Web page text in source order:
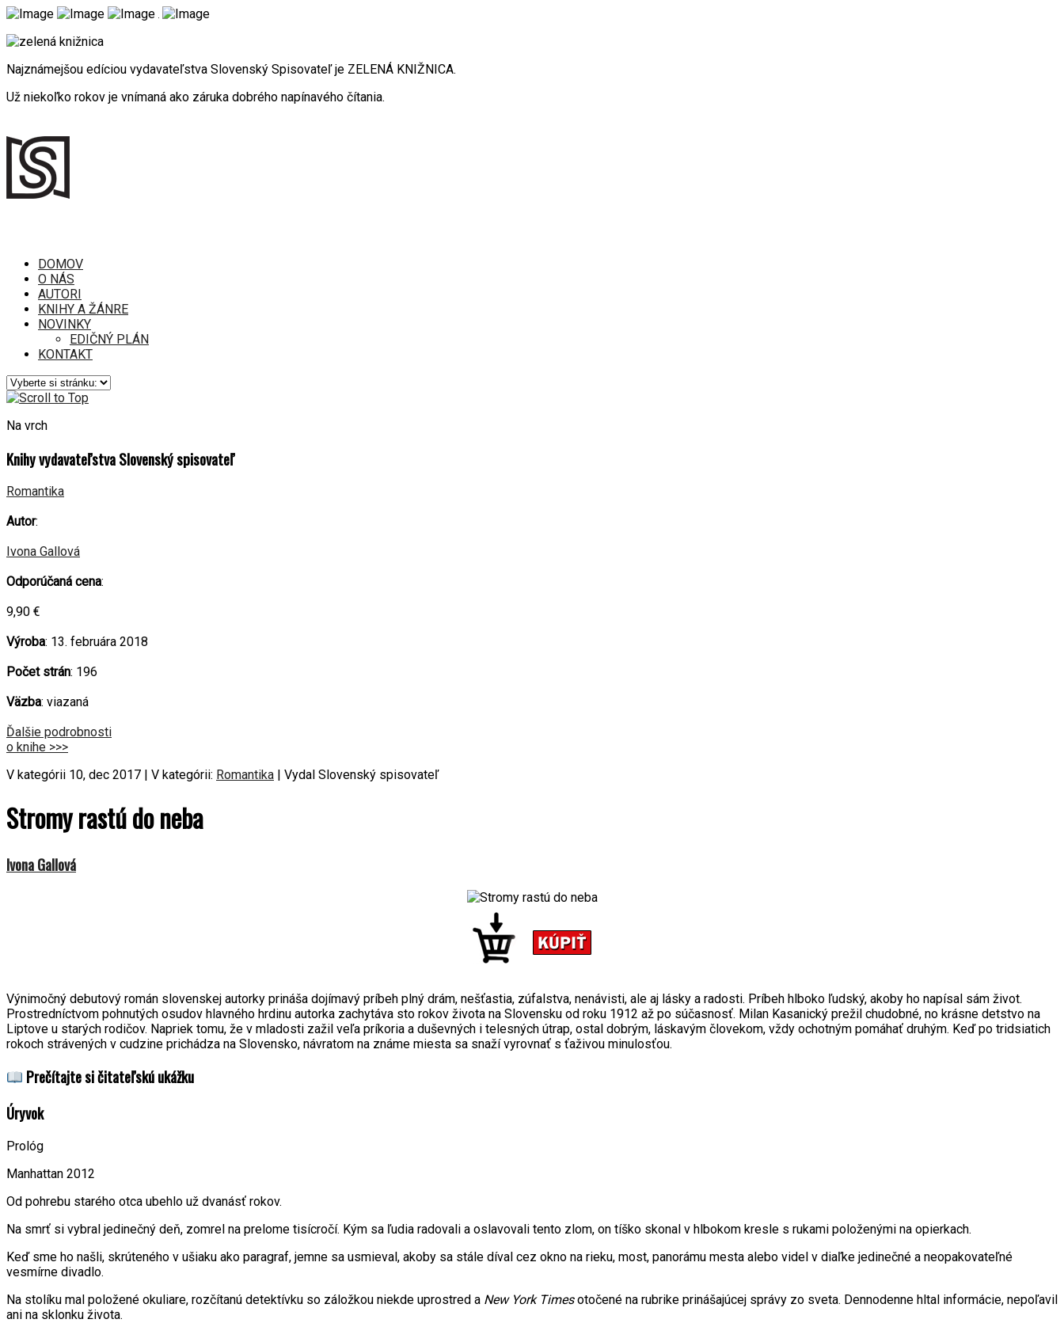
Najznámejšou edíciou vydavateľstva Slovenský Spisovateľ je ZELENÁ KNIŽNICA.
Už niekoľko rokov je vnímaná ako záruka dobrého napínavého čítania.
DOMOV
O NÁS
AUTORI
KNIHY A ŽÁNRE
NOVINKY
EDIČNÝ PLÁN
KONTAKT
Na vrch
Knihy vydavateľstva Slovenský spisovateľ
Romantika
Autor:
Ivona Gallová
Odporúčaná cena:
9,90 €
Výroba: 13. februára 2018
Počet strán: 196
Väzba: viazaná
Ďalšie podrobnosti
o knihe >>>
V kategórii 10, dec 2017 | V kategórii: Romantika | Vydal Slovenský spisovateľ
Stromy rastú do neba
Ivona Gallová
Výnimočný debutový román slovenskej autorky prináša dojímavý príbeh plný drám, nešťastia, zúfalstva, nenávisti, ale aj lásky a radosti. Príbeh hlboko ľudský, akoby ho napísal sám život.
Prostredníctvom pohnutých osudov hlavného hrdinu autorka zachytáva sto rokov života na Slovensku od roku 1912 až po súčasnosť. Milan Kasanický prežil chudobné, no krásne detstvo na
Liptove u starých rodičov. Napriek tomu, že v mladosti zažil veľa príkoria a duševných i telesných útrap, ostal dobrým, láskavým človekom, vždy ochotným pomáhať druhým. Keď po tridsiatich
rokoch strávených v cudzine prichádza na Slovensko, návratom na známe miesta sa snaží vyrovnať s ťaživou minulosťou.
Prečítajte si čitateľskú ukážku
Úryvok
Prológ
Manhattan 2012
Od pohrebu starého otca ubehlo už dvanásť rokov.
Na smrť si vybral jedinečný deň, zomrel na prelome tisícročí. Kým sa ľudia radovali a oslavovali tento zlom, on tíško skonal v hlbokom kresle s rukami položenými na opierkach.
Keď sme ho našli, skrúteného v ušiaku ako paragraf, jemne sa usmieval, akoby sa stále díval cez okno na rieku, most, panorámu mesta alebo videl v diaľke jedinečné a neopakovateľné
vesmírne divadlo.
Na stolíku mal položené okuliare, rozčítanú detektívku so záložkou niekde uprostred a New York Timesotočené na rubrike prinášajúcej správy zo sveta. Dennodenne hltal informácie, nepoľavil
ani na sklonku života.